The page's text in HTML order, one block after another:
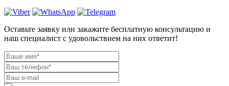
Оставьте заявку или закажите бесплатную консультацию и
наш специалист с удовольствием на них ответит!